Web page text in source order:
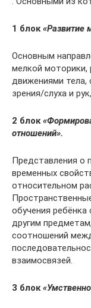
1 блок«Развитие
Основным
мелкой моторики,
движениями тела,
зрения/слуха и
2 блок
отношений».
Представления о
временных
относительном
обучения ребёнка
другим
соотношений
взаимосвязей.
3 блок